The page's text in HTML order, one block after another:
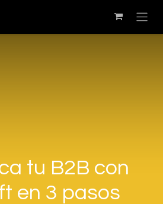
tu B2B con
en 3 pasos